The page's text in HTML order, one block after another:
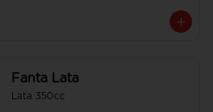
Fanta Lata
Lata 350cc